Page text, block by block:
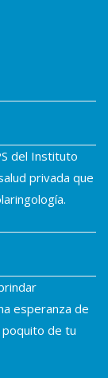
del Instituto
privada que
esperanza de
poquito de tu